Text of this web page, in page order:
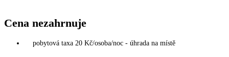
Cena nezahrnuje
pobytová taxa 20 Kč/osoba/noc - úhrada na místě